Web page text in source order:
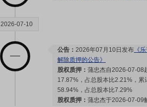
2026-07-10
公告： 2026年07月10日发布 《
解除质押的公告》
股权质押： 蒲忠杰自2026-07-08
17.87%，占总股本比2.21%，
58.94%，占总股本比7.29%
股权质押： 蒲忠杰于2026-07-09